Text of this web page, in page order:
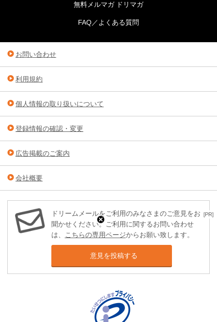
[PR]
無料メルマガ ドリマガ
FAQ／よくある質問
お問い合わせ
利用規約
個人情報の取り扱いについて
登録情報の確認・変更
広告掲載のご案内
会社概要
ドリームメールをご利用のみなさまのご意見をお
聞かせください。ご利用に関するお問い合わせ
は、
こちらの専用ページからお願い致します。
意見を投稿する